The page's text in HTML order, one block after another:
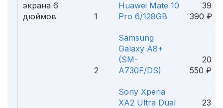
экрана 6
дюймов
1
Huawei Mate 10
Pro 6/128GB
39
390 ₽
2
Samsung
Galaxy A8+
(SM-
A730F/DS)
20
550 ₽
Sony Xperia
XA2 Ultra Dual
23